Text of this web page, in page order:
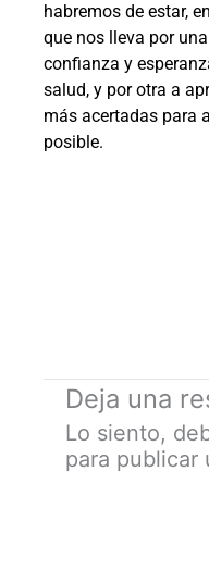
habremos de estar,
que nos lleva por
confianza y
salud, y por otra a
más acertadas para
posible.
Deja una
Lo siento,
para publicar